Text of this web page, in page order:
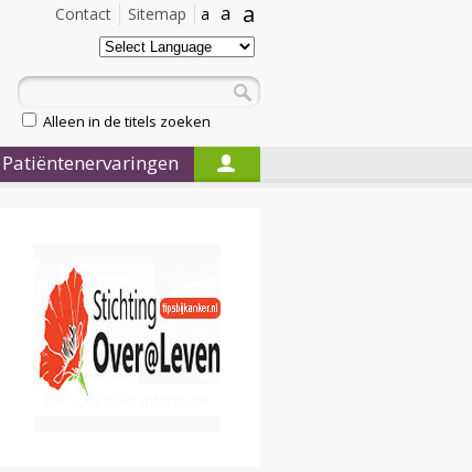
a
a
a
Sitemap
Contact
Alleen in de titels zoeken
Patiëntenervaringen